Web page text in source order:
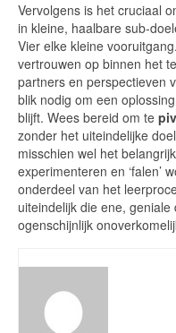
Vervolgens is het cruciaal
in kleine, haalbare sub-
Vier elke kleine
vertrouwen op binnen het
partners en perspectieven
blik nodig om een
blijft. Wees bereid om te
zonder het uiteindelijke
misschien wel het
experimenteren en ‘falen’
onderdeel van het
uiteindelijk die ene,
ogenschijnlijk